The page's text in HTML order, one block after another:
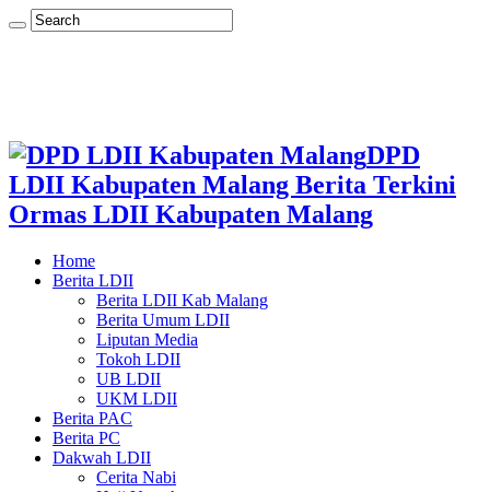
DPD
LDII Kabupaten Malang Berita Terkini
Ormas LDII Kabupaten Malang
Home
Berita LDII
Berita LDII Kab Malang
Berita Umum LDII
Liputan Media
Tokoh LDII
UB LDII
UKM LDII
Berita PAC
Berita PC
Dakwah LDII
Cerita Nabi